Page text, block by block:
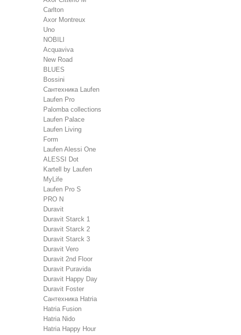
Carlton
Axor Montreux
Uno
NOBILI
Acquaviva
New Road
BLUES
Bossini
Сантехника Laufen
Laufen Pro
Palomba collections
Laufen Palace
Laufen Living
Form
Laufen Alessi One
ALESSI Dot
Kartell by Laufen
MyLife
Laufen Pro S
PRO N
Duravit
Duravit Starck 1
Duravit Starck 2
Duravit Starck 3
Duravit Vero
Duravit 2nd Floor
Duravit Puravida
Duravit Happy Day
Duravit Foster
Сантехника Hatria
Hatria Fusion
Hatria Nido
Hatria Happy Hour